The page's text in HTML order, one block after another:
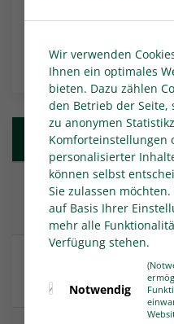
NACHRICHTEN-
Weitere
Heimpremiere im
zweiten Sieg
Die Spielpläne der
wurden veröffentlicht
Wir verwenden
Ihnen ein optimales
bieten. Dazu zählen
den Betrieb der Seite,
zu anonymen
Komforteinstellungen
personalisierter
können selbst
Sie zulassen
auf Basis Ihrer
mehr alle
Verfügung stehen.
Notwendig